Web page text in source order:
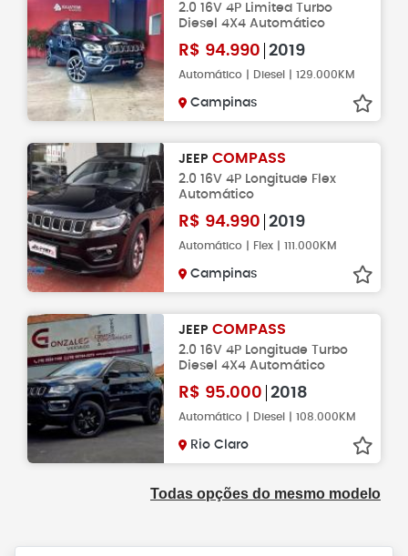
2.0 16V 4P Limited Turbo
Diesel 4X4 Automático
R$ 94.990 2019
Automático | Diesel | 129.000KM
Campinas
JEEP COMPASS
2.0 16V 4P Longitude Flex
Automático
R$ 94.990 2019
Automático | Flex | 111.000KM
Campinas
JEEP COMPASS
2.0 16V 4P Longitude Turbo
Diesel 4X4 Automático
R$ 95.000 2018
Automático | Diesel | 108.000KM
Rio Claro
Todas opções do mesmo modelo